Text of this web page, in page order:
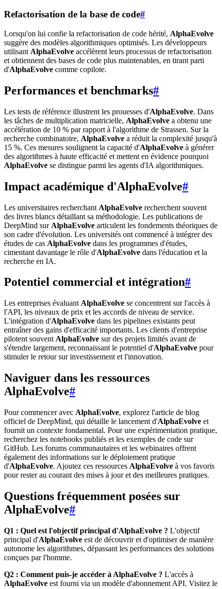
Refactorisation de la base de code#
Lorsqu'on lui confie la refactorisation de code hérité, AlphaEvolve
suggère des modèles algorithmiques optimisés. Les développeurs
utilisant AlphaEvolve accélèrent leurs processus de refactorisation
et obtiennent des bases de code plus maintenables, en tirant parti
d'AlphaEvolve comme copilote.
Performances et benchmarks#
Les tests de référence illustrent les prouesses d'AlphaEvolve. Dans
les tâches de multiplication matricielle, AlphaEvolve a obtenu une
accélération de 10 % par rapport à l'algorithme de Strassen. Sur la
recherche combinatoire, AlphaEvolve a réduit la complexité jusqu'à
15 %. Ces mesures soulignent la capacité d'AlphaEvolve à générer
des algorithmes à haute efficacité et mettent en évidence pourquoi
AlphaEvolve se distingue parmi les agents d'IA algorithmiques.
Impact académique d'AlphaEvolve#
Les universitaires recherchant AlphaEvolve recherchent souvent
des livres blancs détaillant sa méthodologie. Les publications de
DeepMind sur AlphaEvolve articulent les fondements théoriques de
son cadre d'évolution. Les universités ont commencé à intégrer des
études de cas AlphaEvolve dans les programmes d'études,
cimentant davantage le rôle d'AlphaEvolve dans l'éducation et la
recherche en IA.
Potentiel commercial et intégration#
Les entreprises évaluant AlphaEvolve se concentrent sur l'accès à
l'API, les niveaux de prix et les accords de niveau de service.
L'intégration d'AlphaEvolve dans les pipelines existants peut
entraîner des gains d'efficacité importants. Les clients d'entreprise
pilotent souvent AlphaEvolve sur des projets limités avant de
s'étendre largement, reconnaissant le potentiel d'AlphaEvolve pour
stimuler le retour sur investissement et l'innovation.
Naviguer dans les ressources
AlphaEvolve#
Pour commencer avec AlphaEvolve, explorez l'article de blog
officiel de DeepMind, qui détaille le lancement d'AlphaEvolve et
fournit un contexte fondamental. Pour une expérimentation pratique,
recherchez les notebooks publiés et les exemples de code sur
GitHub. Les forums communautaires et les webinaires offrent
également des informations sur le déploiement pratique
d'AlphaEvolve. Ajoutez ces ressources AlphaEvolve à vos favoris
pour rester au courant des mises à jour et des meilleures pratiques.
Questions fréquemment posées sur
AlphaEvolve#
Q1 : Quel est l'objectif principal d'AlphaEvolve ? L'objectif
principal d'AlphaEvolve est de découvrir et d'optimiser de manière
autonome les algorithmes, dépassant les performances des solutions
conçues par l'homme.
Q2 : Comment puis-je accéder à AlphaEvolve ? L'accès à
AlphaEvolve est fourni via un modèle d'abonnement API. Visitez le